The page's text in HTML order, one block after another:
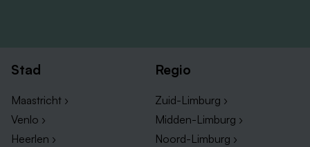
Stad
Maastricht ›
Venlo ›
Heerlen ›
Regio
Zuid-Limburg ›
Midden-Limburg ›
Noord-Limburg ›